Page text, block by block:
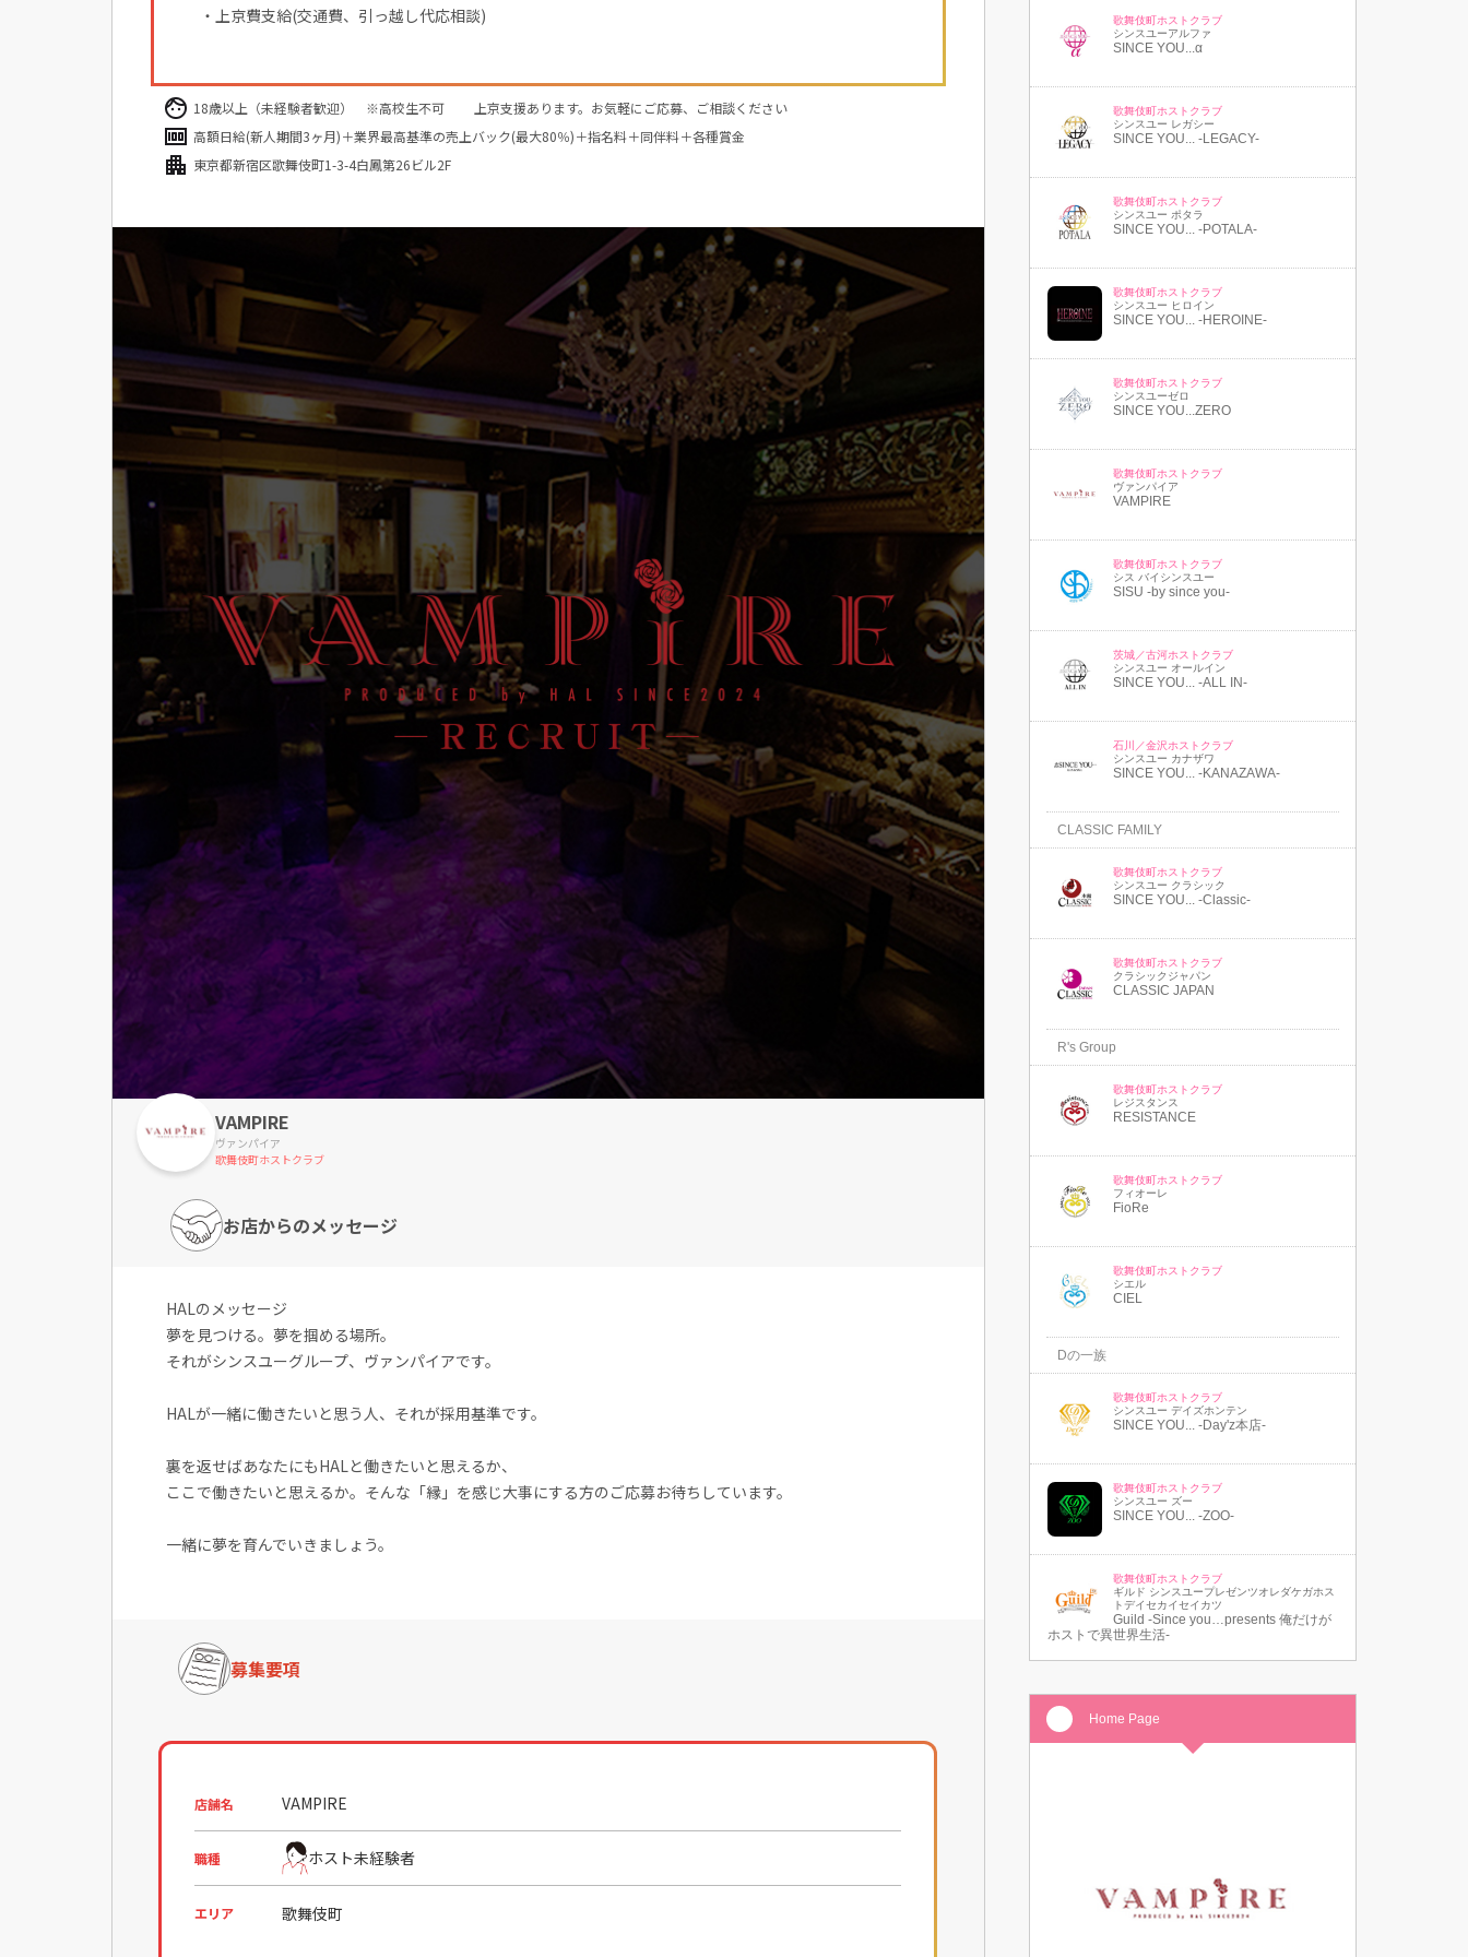
・上京費支給(交通費、引っ越し代応相談)
18歳以上（未経験者歓迎） ※高校生不可 上京支援あります。お気軽にご応募、ご相談ください
高額日給(新人期間3ヶ月)＋業界最高基準の売上バック(最大80％)＋指名料＋同伴料＋各種賞金
東京都新宿区歌舞伎町1-3-4白鳳第26ビル2F
VAMPIRE
ヴァンパイア
歌舞伎町ホストクラブ
お店からのメッセージ
HALのメッセージ
夢を見つける。夢を掴める場所。
それがシンスユーグループ、ヴァンパイアです。
HALが一緒に働きたいと思う人、それが採用基準です。
裏を返せばあなたにもHALと働きたいと思えるか、
ここで働きたいと思えるか。そんな「縁」を感じ大事にする方のご応募お待ちしています。
一緒に夢を育んでいきましょう。
募集要項
店舗名 VAMPIRE
職種 ホスト未経験者
エリア 歌舞伎町
歌舞伎町ホストクラブ
シンスユーアルファ
SINCE YOU...α
歌舞伎町ホストクラブ
シンスユー レガシー
SINCE YOU... -LEGACY-
歌舞伎町ホストクラブ
シンスユー ポタラ
SINCE YOU... -POTALA-
歌舞伎町ホストクラブ
シンスユー ヒロイン
SINCE YOU... -HEROINE-
歌舞伎町ホストクラブ
シンスユーゼロ
SINCE YOU...ZERO
歌舞伎町ホストクラブ
ヴァンパイア
VAMPIRE
歌舞伎町ホストクラブ
シス バイシンスユー
SISU -by since you-
茨城／古河ホストクラブ
シンスユー オールイン
SINCE YOU... -ALL IN-
石川／金沢ホストクラブ
シンスユー カナザワ
SINCE YOU... -KANAZAWA-
CLASSIC FAMILY
歌舞伎町ホストクラブ
シンスユー クラシック
SINCE YOU... -Classic-
歌舞伎町ホストクラブ
クラシックジャパン
CLASSIC JAPAN
R's Group
歌舞伎町ホストクラブ
レジスタンス
RESISTANCE
歌舞伎町ホストクラブ
フィオーレ
FioRe
歌舞伎町ホストクラブ
シエル
CIEL
Dの一族
歌舞伎町ホストクラブ
シンスユー デイズホンテン
SINCE YOU... -Day'z本店-
歌舞伎町ホストクラブ
シンスユー ズー
SINCE YOU... -ZOO-
歌舞伎町ホストクラブ
ギルド シンスユープレゼンツオレダケガホス
トデイセカイセイカツ
Guild -Since you…presents 俺だけが
ホストで異世界生活-
Home Page